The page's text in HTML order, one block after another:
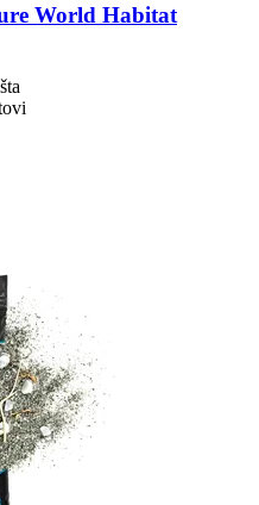
World Habitat